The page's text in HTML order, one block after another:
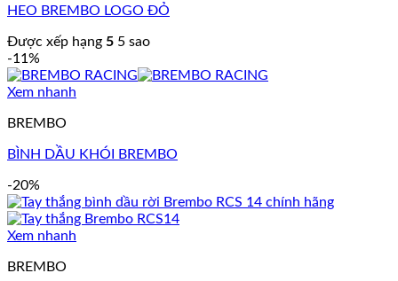
HEO BREMBO LOGO ĐỎ
Được xếp hạng 5 5 sao
-11%
Xem nhanh
BREMBO
BÌNH DẦU KHÓI BREMBO
-20%
Xem nhanh
BREMBO